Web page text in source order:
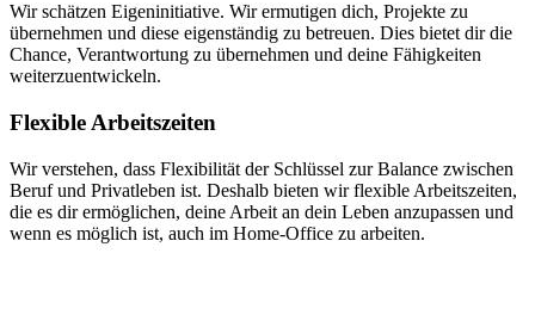
Wir schätzen Eigeninitiative. Wir ermutigen dich, Projekte zu
übernehmen und diese eigenständig zu betreuen. Dies bietet dir die
Chance, Verantwortung zu übernehmen und deine Fähigkeiten
weiterzuentwickeln.
Flexible Arbeitszeiten
Wir verstehen, dass Flexibilität der Schlüssel zur Balance zwischen
Beruf und Privatleben ist. Deshalb bieten wir flexible Arbeitszeiten,
die es dir ermöglichen, deine Arbeit an dein Leben anzupassen und
wenn es möglich ist, auch im Home-Office zu arbeiten.